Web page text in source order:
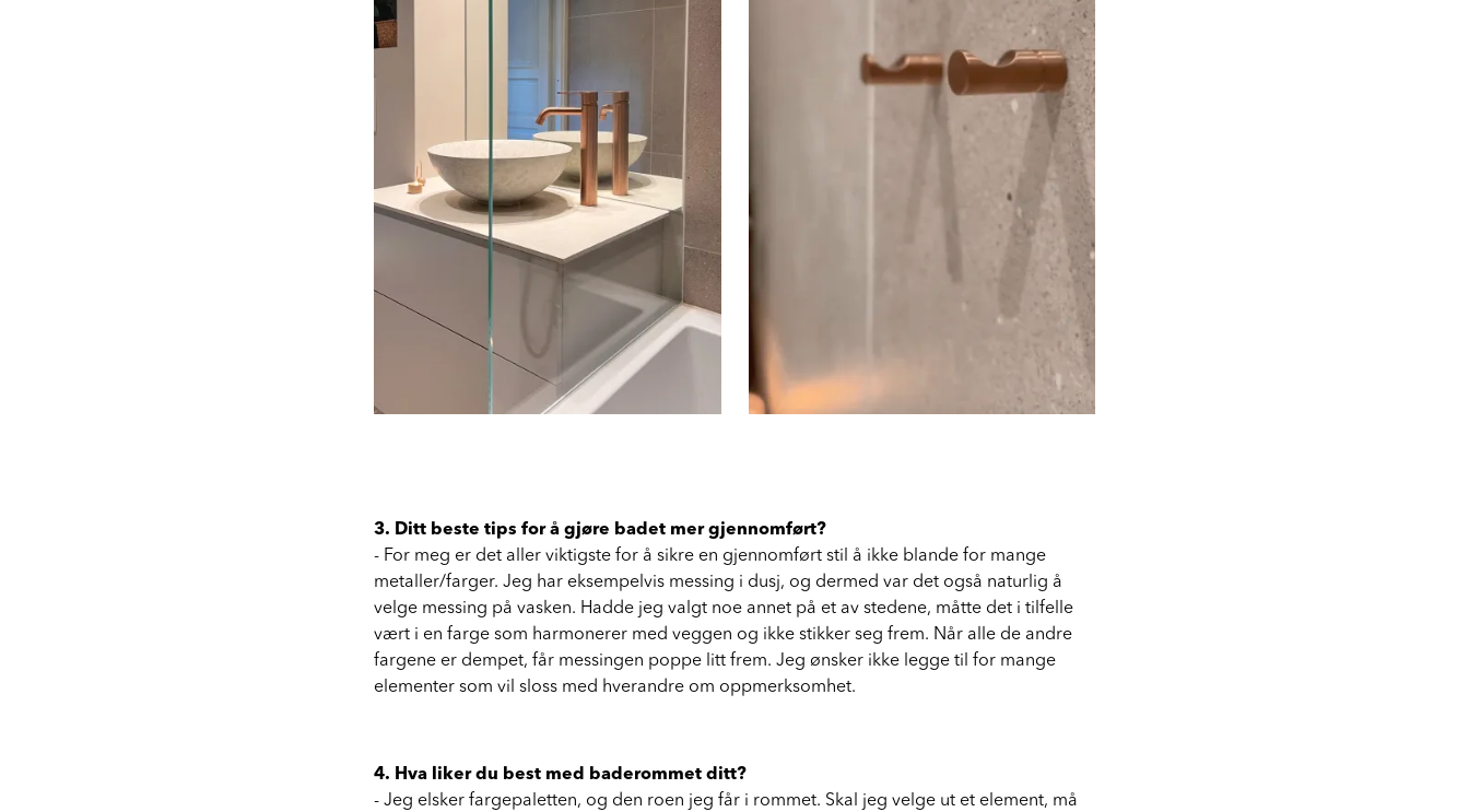
3. Ditt beste tips for å gjøre badet mer gjennomført?
- For meg er det aller viktigste for å sikre en gjennomført stil å ikke blande for mange
metaller/farger. Jeg har eksempelvis messing i dusj, og dermed var det også naturlig å
velge messing på vasken. Hadde jeg valgt noe annet på et av stedene, måtte det i tilfelle
vært i en farge som harmonerer med veggen og ikke stikker seg frem. Når alle de andre
fargene er dempet, får messingen poppe litt frem. Jeg ønsker ikke legge til for mange
elementer som vil sloss med hverandre om oppmerksomhet.
4. Hva liker du best med baderommet ditt?
- Jeg elsker fargepaletten, og den roen jeg får i rommet. Skal jeg velge ut et element, må